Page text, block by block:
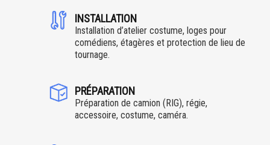
INSTALLATION
Installation d’atelier costume, loges pour
comédiens, étagères et protection de lieu de
tournage.
PRÉPARATION
Préparation de camion (RIG), régie,
accessoire, costume, caméra.